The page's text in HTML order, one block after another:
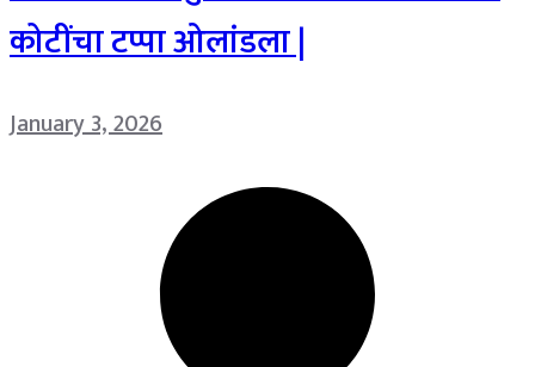
कोटींचा टप्पा ओलांडला |
January 3, 2026